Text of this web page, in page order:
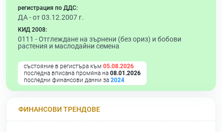
регистрация по ДДС:
ДА - от 03.12.2007 г.
КИД 2008:
0111 -Отглеждане на зърнени (без ориз) и бобови
растения и маслодайни семена
състояние в регистъра към 05.08.2026
последна вписана промяна на 08.01.2026
последни финансови данни за 2024
ФИНАНСОВИ ТРЕНДОВЕ